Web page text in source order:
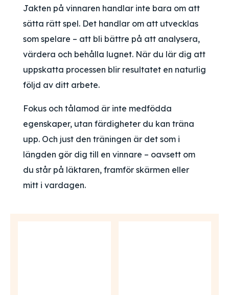
Jakten på vinnaren handlar inte bara om att
sätta rätt spel. Det handlar om att utvecklas
som spelare – att bli bättre på att analysera,
värdera och behålla lugnet. När du lär dig att
uppskatta processen blir resultatet en naturlig
följd av ditt arbete.
Fokus och tålamod är inte medfödda
egenskaper, utan färdigheter du kan träna
upp. Och just den träningen är det som i
längden gör dig till en vinnare – oavsett om
du står på läktaren, framför skärmen eller
mitt i vardagen.